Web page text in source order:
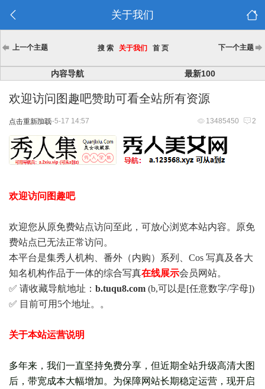
关于我们
上一个主题 搜 索 关于我们 首 页 下一个主题
内容导航 最新100
欢迎访问图趣吧赞助可看全站所有资源
点击重新加载 13485450 2
2025-5-17 14:57
欢迎访问图趣吧
欢迎您从原免费站点访问至此，可放心浏览本站内容。原免
费站点已无法正常访问。
本平台是集秀人机构、番外（内购）系列、Cos 写真及各大
知名机构作品于一体的综合写真在线展示会员网站。
✅ 请收藏导航地址： b.tuqu8.com (b,可以是[任意数字/字母])
✅ 目前可用5个地址。。
关于本站运营说明
多年来，我们一直坚持免费分享，但近期全站升级高清大图
后，带宽成本大幅增加。为保障网站长期稳定运营，现开启